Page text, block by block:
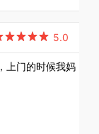
5.0
上门的时候我妈